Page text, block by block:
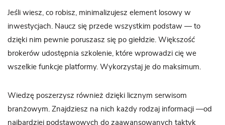
Jeśli wiesz, co robisz, minimalizujesz element losowy w
inwestycjach. Naucz się przede wszystkim podstaw — to
dzięki nim pewnie poruszasz się po giełdzie. Większość
brokerów udostępnia szkolenie, które wprowadzi cię we
wszelkie funkcje platformy. Wykorzystaj je do maksimum.
Wiedzę poszerzysz również dzięki licznym serwisom
branżowym. Znajdziesz na nich każdy rodzaj informacji —od
najbardziej podstawowych do zaawansowanych taktyk